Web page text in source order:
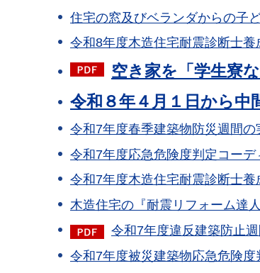
住宅の窓及びベランダからの子
令和8年度木造住宅耐震診断士
空き家を「学生寮
令和８年４月１日から中
令和7年度春季建築物防災週間の
令和7年度応急危険度判定コーデ
令和7年度木造住宅耐震診断士養
木造住宅の『耐震リフォーム達
令和7年度違反建築防止
令和7年度被災建築物応急危険度